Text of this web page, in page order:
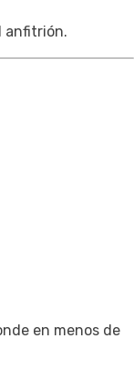
anfitrión.
en menos de